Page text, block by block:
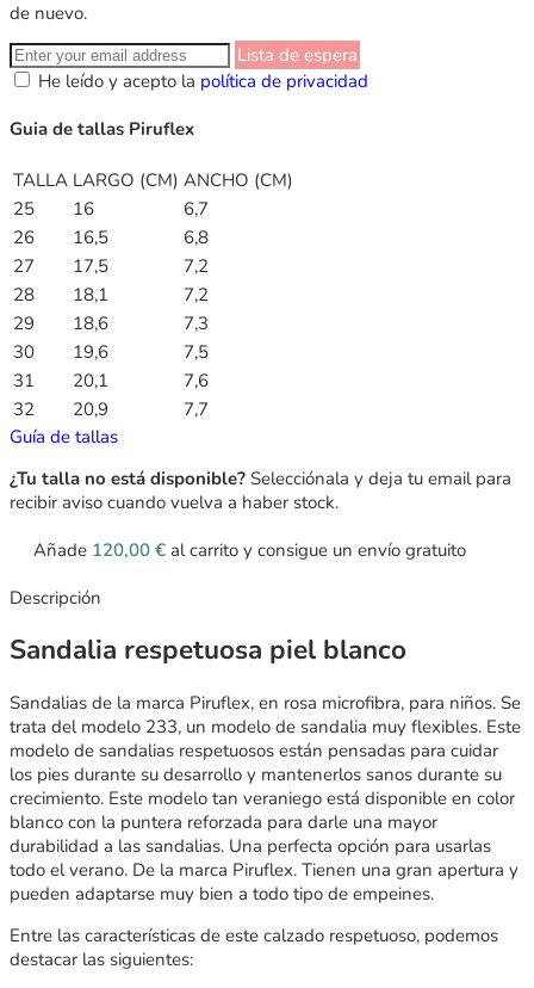
de nuevo.
Lista de espera
He leído y acepto la política de privacidad
Guia de tallas Piruflex
TALLA LARGO (CM) ANCHO (CM)
25
16
6,7
26
16,5
6,8
27
17,5
7,2
28
18,1
7,2
29
18,6
7,3
30
19,6
7,5
31
20,1
7,6
32
20,9
7,7
Guía de tallas
¿Tu talla no está disponible? Selecciónala y deja tu email para
recibir aviso cuando vuelva a haber stock.
Añade 120,00 € al carrito y consigue un envío gratuito
Descripción
Sandalia respetuosa piel blanco
Sandalias de la marca Piruflex, en rosa microfibra, para niños. Se
trata del modelo 233, un modelo de sandalia muy flexibles. Este
modelo de sandalias respetuosos están pensadas para cuidar
los pies durante su desarrollo y mantenerlos sanos durante su
crecimiento. Este modelo tan veraniego está disponible en color
blanco con la puntera reforzada para darle una mayor
durabilidad a las sandalias. Una perfecta opción para usarlas
todo el verano. De la marca Piruflex. Tienen una gran apertura y
pueden adaptarse muy bien a todo tipo de empeines.
Entre las características de este calzado respetuoso, podemos
destacar las siguientes: